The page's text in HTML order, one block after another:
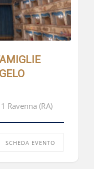
Ravenna (RA)
SCHEDA EVENTO